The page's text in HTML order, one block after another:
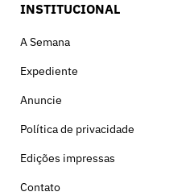
INSTITUCIONAL
A Semana
Expediente
Anuncie
Política de privacidade
Edições impressas
Contato